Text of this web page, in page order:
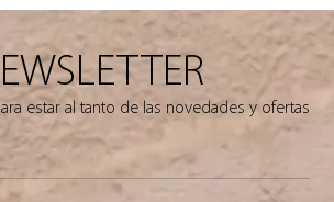
estar al tanto de las novedades y ofertas